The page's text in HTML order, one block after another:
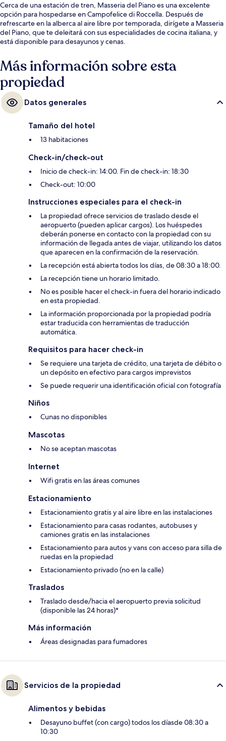
Cerca de una estación de tren, Masseria del Piano es una excelente
opción para hospedarse en Campofelice di Roccella. Después de
refrescarte en la alberca al aire libre por temporada, dirígete a Masseria
del Piano, que te deleitará con sus especialidades de cocina italiana, y
está disponible para desayunos y cenas.
Más información sobre esta
propiedad
Datos generales
Tamaño del hotel
13 habitaciones
Check-in/check-out
Inicio de check-in: 14:00. Fin de check-in: 18:30
Check-out: 10:00
Instrucciones especiales para el check-in
La propiedad ofrece servicios de traslado desde el
aeropuerto (pueden aplicar cargos). Los huéspedes
deberán ponerse en contacto con la propiedad con su
información de llegada antes de viajar, utilizando los datos
que aparecen en la confirmación de la reservación.
La recepción está abierta todos los días, de 08:30 a 18:00.
La recepción tiene un horario limitado.
No es posible hacer el check-in fuera del horario indicado
en esta propiedad.
La información proporcionada por la propiedad podría
estar traducida con herramientas de traducción
automática.
Requisitos para hacer check-in
Se requiere una tarjeta de crédito, una tarjeta de débito o
un depósito en efectivo para cargos imprevistos
Se puede requerir una identificación oficial con fotografía
Niños
Cunas no disponibles
Mascotas
No se aceptan mascotas
Internet
Wifi gratis en las áreas comunes
Estacionamiento
Estacionamiento gratis y al aire libre en las instalaciones
Estacionamiento para casas rodantes, autobuses y
camiones gratis en las instalaciones
Estacionamiento para autos y vans con acceso para silla de
ruedas en la propiedad
Estacionamiento privado (no en la calle)
Traslados
Traslado desde/hacia el aeropuerto previa solicitud
(disponible las 24 horas)*
Más información
Áreas designadas para fumadores
Servicios de la propiedad
Alimentos y bebidas
Desayuno buffet (con cargo) todos los díasde 08:30 a
10:30